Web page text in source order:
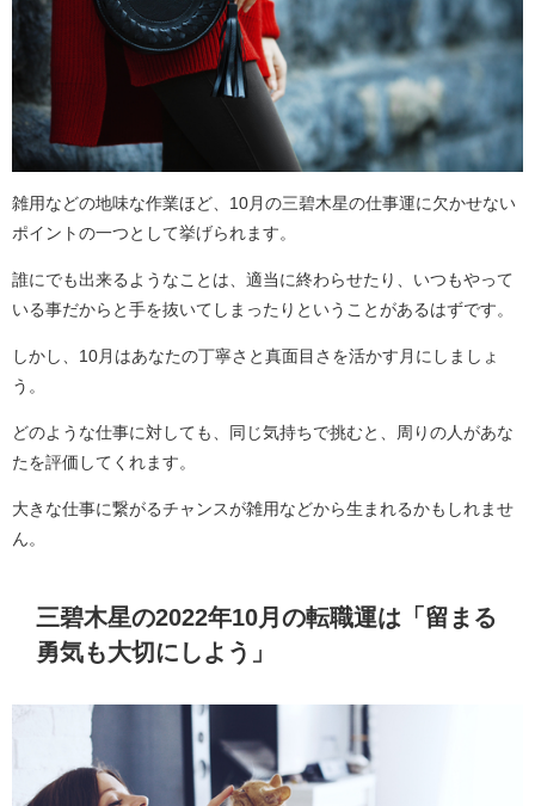
雑用などの地味な作業ほど、10月の三碧木星の仕事運に欠かせない
ポイントの一つとして挙げられます。
誰にでも出来るようなことは、適当に終わらせたり、いつもやって
いる事だからと手を抜いてしまったりということがあるはずです。
しかし、10月はあなたの丁寧さと真面目さを活かす月にしましょ
う。
どのような仕事に対しても、同じ気持ちで挑むと、周りの人があな
たを評価してくれます。
大きな仕事に繋がるチャンスが雑用などから生まれるかもしれませ
ん。
三碧木星の2022年10月の転職運は「留まる
勇気も大切にしよう」